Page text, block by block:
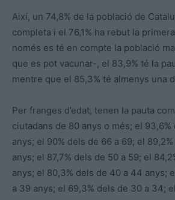
Així, un 74,8% de la població de
completa i el 76,1% ha rebut la
només es té en compte la població
que es pot vacunar-, el 83,9% té la
mentre que el 85,3% té almenys una
Per franges d’edat, tenen la pauta
ciutadans de 80 anys o més; el 93,6%
anys; el 90% dels de 66 a 69; el
anys; el 87,7% dels de 50 a 59; el
anys; el 80,3% dels de 40 a 44 anys;
a 39 anys; el 69,3% dels de 30 a 34;